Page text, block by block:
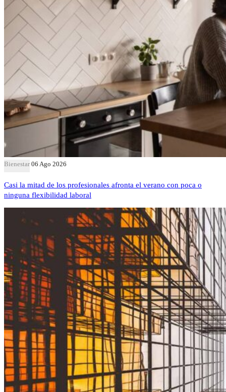
Bienestar 06 Ago 2026
Casi la mitad de los profesionales afronta el verano con poca o
ninguna flexibilidad laboral